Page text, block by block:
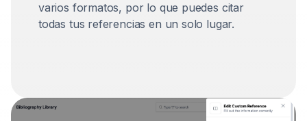
varios formatos, por lo que puedes citar
todas tus referencias en un solo lugar.